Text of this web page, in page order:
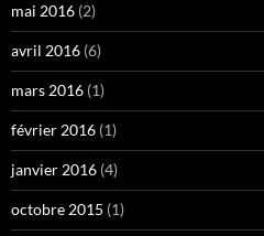
mai 2016 (2)
avril 2016 (6)
mars 2016 (1)
février 2016 (1)
janvier 2016 (4)
octobre 2015 (1)